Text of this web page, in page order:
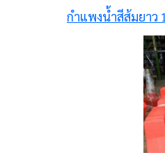
กำแพงน้ำสีส้มยาว